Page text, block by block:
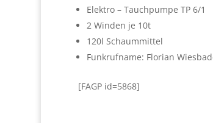
Elektro – Tauchpumpe TP 6/1
2 Winden je 10t
120l Schaummittel
Funkrufname: Florian
[FAGP id=5868]